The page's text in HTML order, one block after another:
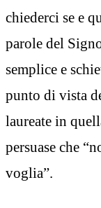
chiederci se e
parole del
semplice e
punto di vista
laureate in
persuase che
voglia”.